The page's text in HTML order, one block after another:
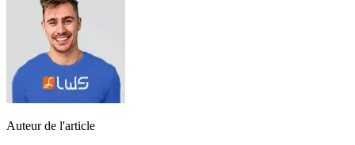
Auteur de l'article